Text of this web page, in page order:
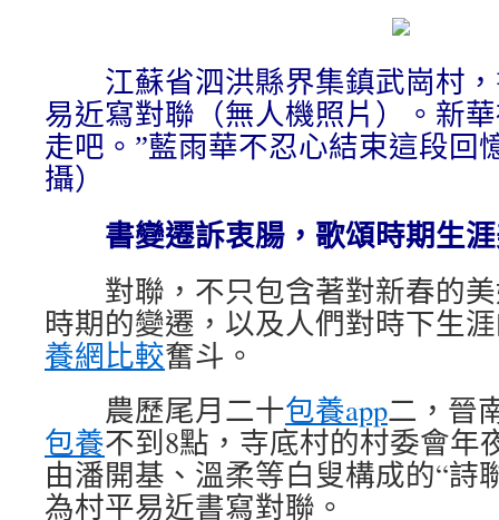
江蘇省泗洪縣界集鎮武崗村，
易近寫對聯（無人機照片）。新
走吧。”藍雨華不忍心結束這段回
攝）
書變遷訴衷腸，歌頌時期生
對聯，不只包含著對新春的美
時期的變遷，以及人們對時下生
養網比較奮斗。
農歷尾月二十包養app二，晉
包養不到8點，寺底村的村委會年
由潘開基、溫柔等白叟構成的“詩
為村平易近書寫對聯。